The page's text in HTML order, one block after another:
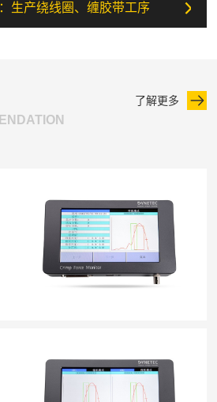
生产绕线圈、缠胶带工序
了解更多